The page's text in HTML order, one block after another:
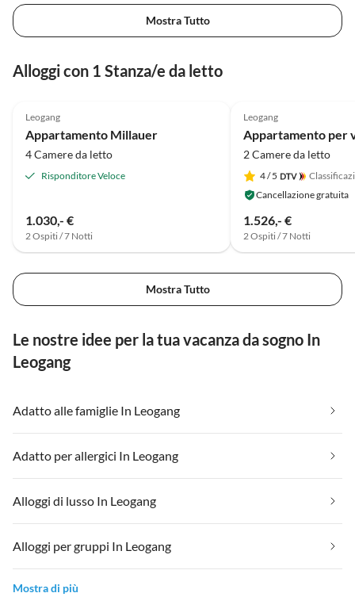
Mostra Tutto
Alloggi con 1 Stanza/e da letto
Leogang
Appartamento Millauer
4 Camere da letto
Risponditore Veloce
1.030,- €
2 Ospiti / 7 Notti
Leogang
2 Camere da letto
4/ 5
Cancellazione gratuita
1.526,- €
2 Ospiti / 7 Notti
Mostra Tutto
Le nostre idee per la tua vacanza da sogno In
Leogang
Adatto alle famiglie In Leogang
Adatto per allergici In Leogang
Alloggi di lusso In Leogang
Alloggi per gruppi In Leogang
Mostra di più